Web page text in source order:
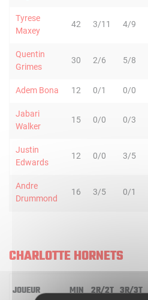
Tyrese
Maxey
42 3/11 4/9
Quentin
Grimes
30 2/6 5/8
Adem Bona 12 0/1 0/0
Jabari
Walker
15 0/0 0/3
Justin
Edwards
12 0/0 3/5
Andre
Drummond
16 3/5 0/1
CHARLOTTE HORNETS
JOUEUR MIN 2R/2T 3R/3T